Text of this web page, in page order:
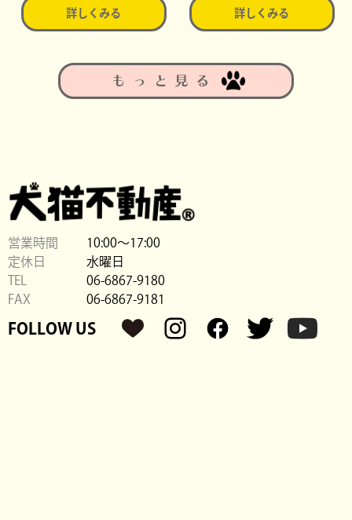
詳しくみる 詳しくみる
もっと見る
営業時間
10:00〜17:00
定休日
水曜日
TEL
06-6867-9180
FAX
06-6867-9181
FOLLOW US